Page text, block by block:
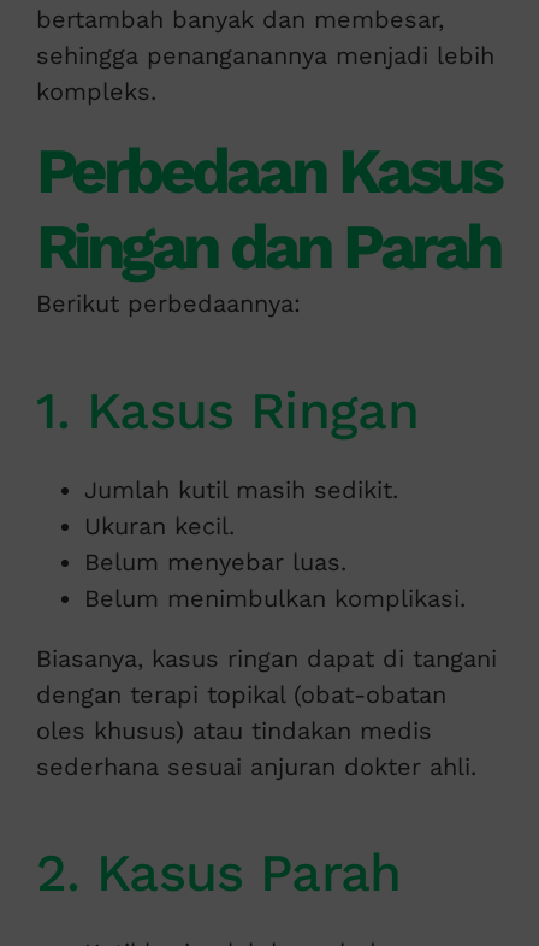
bertambah banyak dan membesar,
sehingga penanganannya menjadi lebih
kompleks.
Perbedaan Kasus
Ringan dan Parah
Berikut perbedaannya:
1. Kasus Ringan
Jumlah kutil masih sedikit.
Ukuran kecil.
Belum menyebar luas.
Belum menimbulkan komplikasi.
Biasanya, kasus ringan dapat di tangani
dengan terapi topikal (obat-obatan
oles khusus) atau tindakan medis
sederhana sesuai anjuran dokter ahli.
2. Kasus Parah